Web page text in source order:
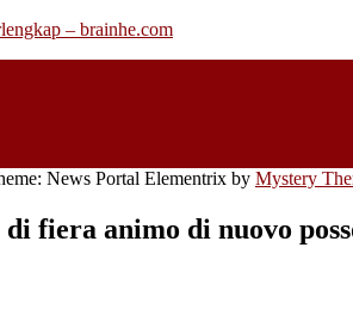
– brainhe.com
News Portal Elementrix by Mystery
fiera animo di nuovo